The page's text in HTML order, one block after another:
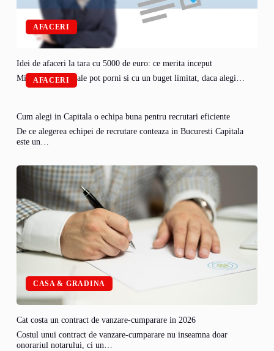
AFACERI
Idei de afaceri la tara cu 5000 de euro: ce merita inceput
Micile afaceri rurale pot porni si cu un buget limitat, daca alegi…
AFACERI
Cum alegi in Capitala o echipa buna pentru recrutari eficiente
De ce alegerea echipei de recrutare conteaza in Bucuresti Capitala
este un…
CASA & GRADINA
Cat costa un contract de vanzare-cumparare in 2026
Costul unui contract de vanzare-cumparare nu inseamna doar
onorariul notarului, ci un…